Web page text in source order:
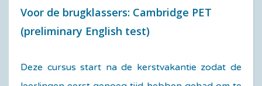
Voor de brugklassers: Cambridge PET
(preliminary English test)
Deze cursus start na de kerstvakantie zodat de